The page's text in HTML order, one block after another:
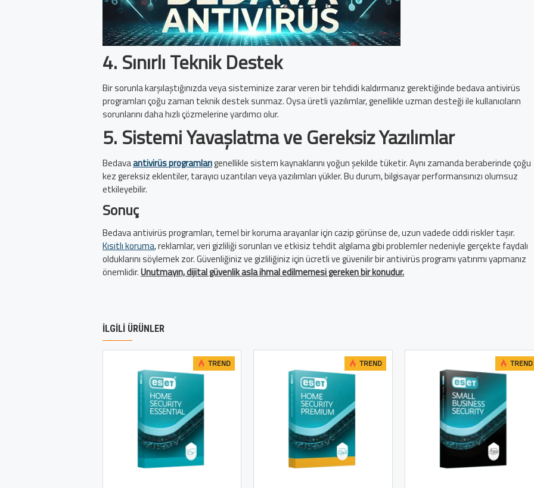
4. Sınırlı Teknik Destek
Bir sorunla karşılaştığınızda veya sisteminize zarar veren bir tehdidi kaldırmanız gerektiğinde bedava antivirüs
programları çoğu zaman teknik destek sunmaz. Oysa üretli yazılımlar, genellikle uzman desteği ile kullanıcıların
sorunlarını daha hızlı çözmelerine yardımcı olur.
5. Sistemi Yavaşlatma ve Gereksiz Yazılımlar
Bedavaantivirüs programlarıgenellikle sistem kaynaklarını yoğun şekilde tüketir. Aynı zamanda beraberinde çoğu
kez gereksiz eklentiler, tarayıcı uzantıları veya yazılımları yükler. Bu durum, bilgisayar performansınızı olumsuz
etkileyebilir.
Sonuç
Bedava antivirüs programları, temel bir koruma arayanlar için cazip görünse de, uzun vadede ciddi riskler taşır.
Kısıtlı koruma, reklamlar, veri gizliliği sorunları ve etkisiz tehdit algılama gibi problemler nedeniyle gerçekte faydalı
olduklarını söylemek zor. Güvenliğiniz ve gizliliğiniz için ücretli ve güvenilir bir antivirüs programı yatırımı yapmanız
önemlidir.Unutmayın, dijital güvenlik asla ihmal edilmemesi gereken bir konudur.
İLGILI ÜRÜNLER
TREND TREND TREND